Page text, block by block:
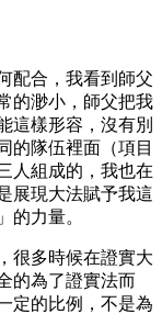
配合，我看到師父
的渺小，師父把我
這樣形容，沒有別
的隊伍裡面（項目
人組成的，我也在
展現大法賦予我這
的力量。
很多時候在證實大
的為了證實法而
定的比例，不是為